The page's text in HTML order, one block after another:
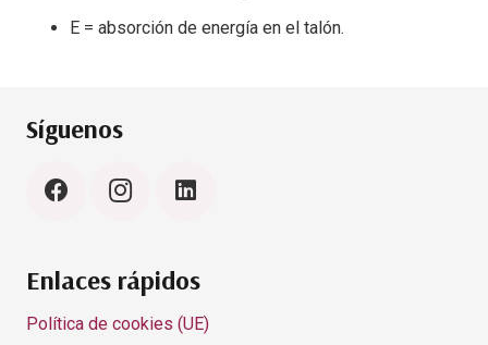
E = absorción de energía en el talón.
Síguenos
Enlaces rápidos
Política de cookies (UE)